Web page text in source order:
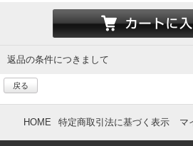
返品の条件につきまして
戻る
HOME 特定商取引法に基づく表示 マ